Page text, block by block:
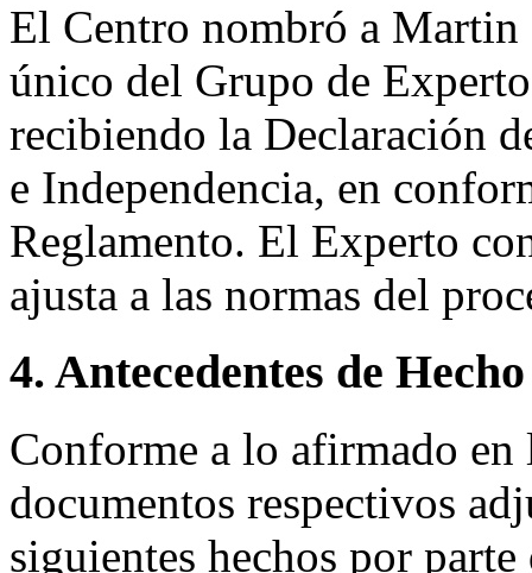
El Centro nombró a
único del Grupo de
recibiendo la Declaración
e Independencia, en
Reglamento. El Experto
ajusta a las normas del
4. Antecedentes de Hecho
Conforme a lo afirmado
documentos respectivos
siguientes hechos por